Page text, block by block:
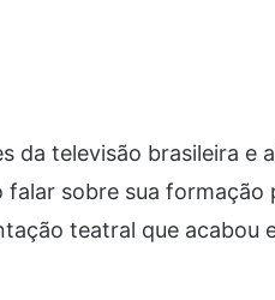
da televisão brasileira e
falar sobre sua formação
teatral que acabou